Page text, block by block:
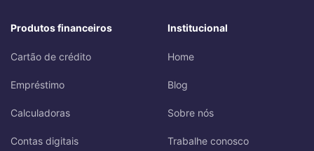
Produtos financeiros
Cartão de crédito
Empréstimo
Calculadoras
Contas digitais
Institucional
Home
Blog
Sobre nós
Trabalhe conosco